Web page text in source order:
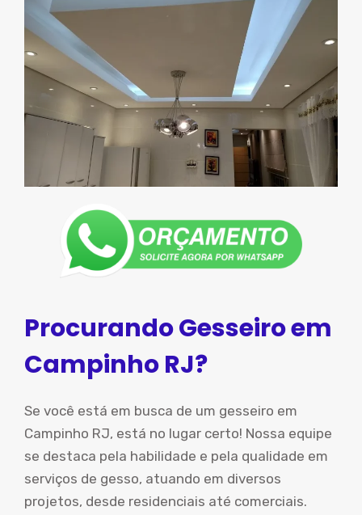
Procurando Gesseiro em
Campinho RJ?
Se você está em busca de um gesseiro em
Campinho RJ, está no lugar certo! Nossa equipe
se destaca pela habilidade e pela qualidade em
serviços de gesso, atuando em diversos
projetos, desde residenciais até comerciais.